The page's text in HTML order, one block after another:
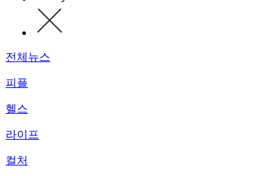
전체뉴스
피플
헬스
라이프
컬처